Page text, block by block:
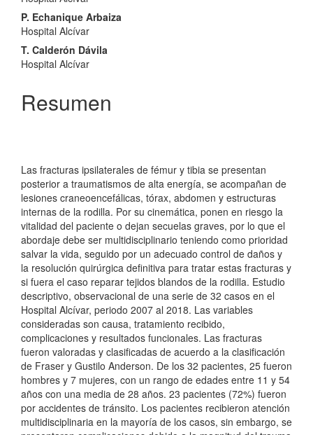
principal
del
artículo
P. Echanique Arbaiza
Hospital Alcívar
T. Calderón Dávila
Hospital Alcívar
Resumen
Las fracturas ipsilaterales de fémur y tibia se presentan
posterior a traumatismos de alta energía, se acompañan de
lesiones craneoencefálicas, tórax, abdomen y estructuras
internas de la rodilla. Por su cinemática, ponen en riesgo la
vitalidad del paciente o dejan secuelas graves, por lo que el
abordaje debe ser multidisciplinario teniendo como prioridad
salvar la vida, seguido por un adecuado control de daños y
la resolución quirúrgica definitiva para tratar estas fracturas y
si fuera el caso reparar tejidos blandos de la rodilla. Estudio
descriptivo, observacional de una serie de 32 casos en el
Hospital Alcívar, periodo 2007 al 2018. Las variables
consideradas son causa, tratamiento recibido,
complicaciones y resultados funcionales. Las fracturas
fueron valoradas y clasificadas de acuerdo a la clasificación
de Fraser y Gustilo Anderson. De los 32 pacientes, 25 fueron
hombres y 7 mujeres, con un rango de edades entre 11 y 54
años con una media de 28 años. 23 pacientes (72%) fueron
por accidentes de tránsito. Los pacientes recibieron atención
multidisciplinaria en la mayoría de los casos, sin embargo, se